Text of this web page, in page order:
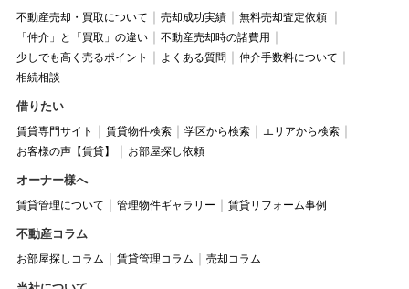
不動産売却・買取について 売却成功実績
無料売却査定依頼
「仲介」と「買取」の違い
不動産売却時の諸費用
少しでも高く売るポイント
よくある質問
仲介手数料について
相続相談
借りたい
賃貸専門サイト 賃貸物件検索 学区から検索
エリアから検索
お客様の声【賃貸】
お部屋探し依頼
オーナー様へ
賃貸管理について 管理物件ギャラリー 賃貸リフォーム事例
不動産コラム
お部屋探しコラム 賃貸管理コラム 売却コラム